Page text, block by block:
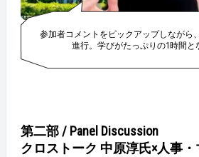
参加者コメントをピックアップしながら
進行。学びがたっぷりの1時間と
第二部 / Panel Discussion
クロストーク 中原淳氏×人事